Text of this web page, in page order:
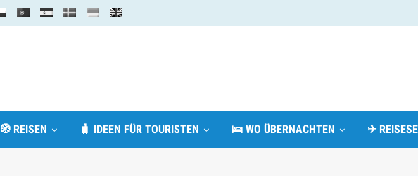
🧭 REISEN 🧳 IDEEN FÜR TOURISTEN 🛌 WO ÜBERNACHTEN ✈